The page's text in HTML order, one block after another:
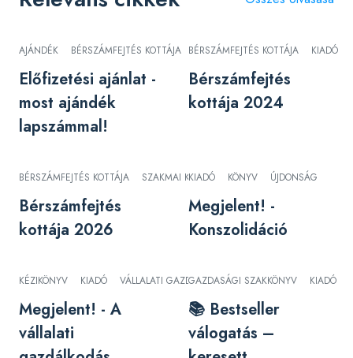
AJÁNDÉK BÉRSZÁMFEJTÉS KOTTÁJA KIADÓ PERIODIKA
Előfizetési ajánlat -
most ajándék
lapszámmal!
BÉRSZÁMFEJTÉS KOTTÁJA KIADÓ
Bérszámfejtés
kottája 2024
BÉRSZÁMFEJTÉS KOTTÁJA SZAKMAI KIADVÁNY
Bérszámfejtés
kottája 2026
KIADÓ KÖNYV ÚJDONSÁG
Megjelent! -
Konszolidáció
KÉZIKÖNYV KIADÓ VÁLLALATI GAZDÁLKODÁS
Megjelent! - A
vállalati
GAZDASÁGI SZAKKÖNYV KIADÓ
📚 Bestseller
válogatás –